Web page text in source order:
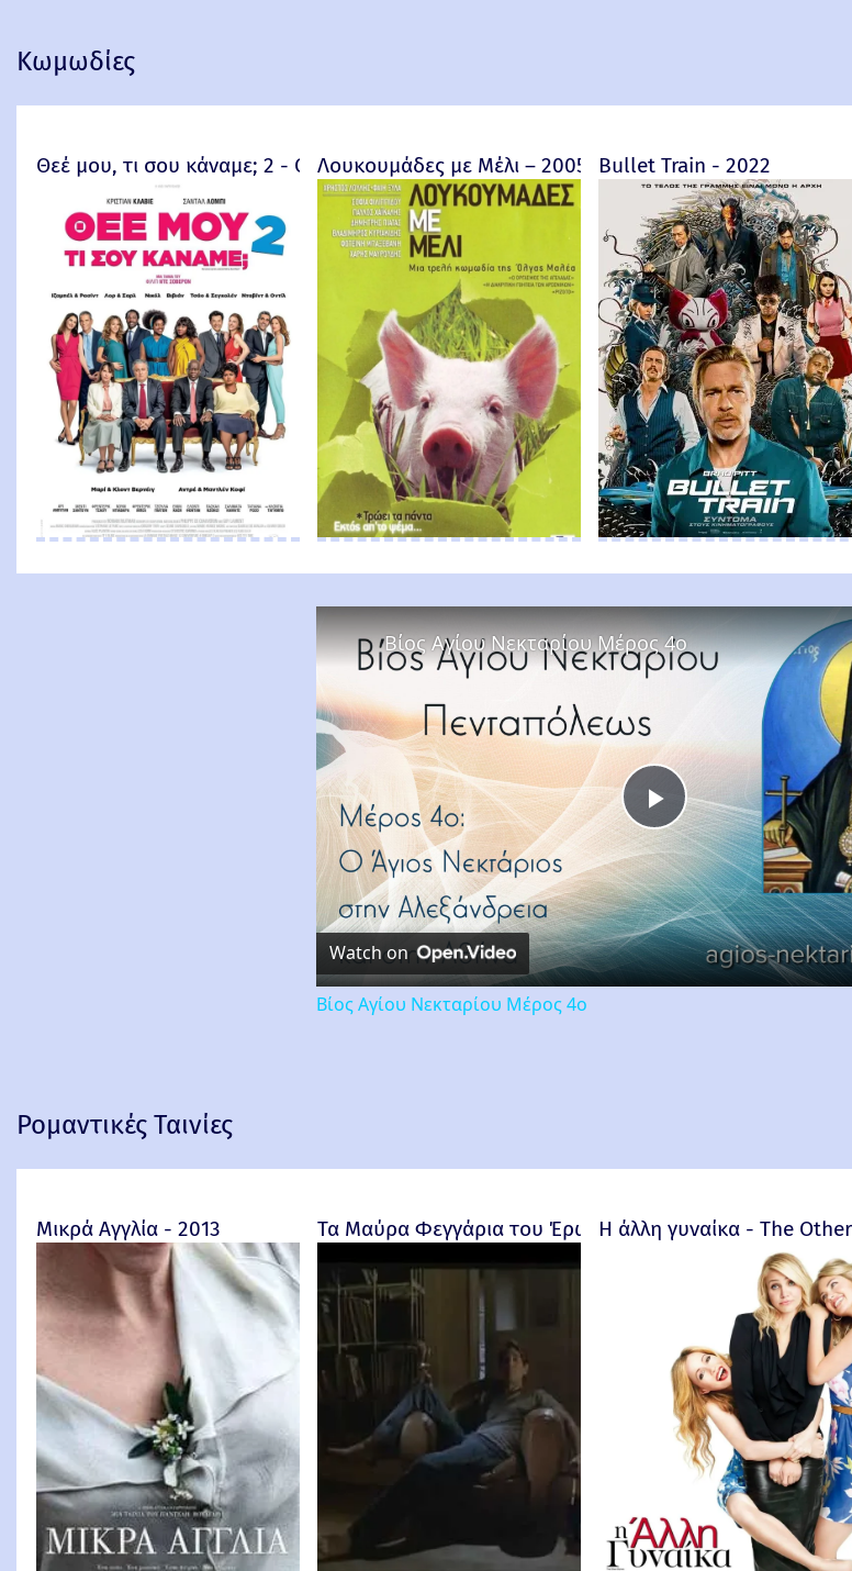
Κωμωδίες
Θεέ μου, τι σου κάναμε; 2 - Qu'est-ce qu'on a encore fait au Bon Dieu? - Trailer 2019
Λουκουμάδες με Μέλι – 2005 Bullet Train - 2022
Play
Video
Βίος Αγίου Νεκταρίου Μέρος 4ο
Watch on
Βίος Αγίου Νεκταρίου Μέρος 4ο
Ρομαντικές Ταινίες
Μικρά Αγγλία - 2013 Τα Μαύρα Φεγγάρια του Έρωτα - Bitter Moon – 1992
Η άλλη γυναίκα - The